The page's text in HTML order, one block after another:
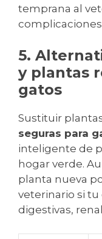
temprana al
complicaciones
5.
y plantas
gatos
Sustituir
seguras para
inteligente de
hogar verde.
planta nueva
veterinario si
digestivas,